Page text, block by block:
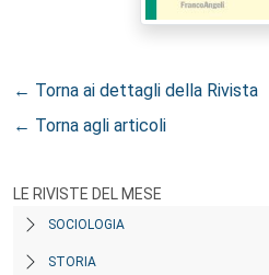
← Torna ai dettagli della Rivista
← Torna agli articoli
LE RIVISTE DEL MESE
SOCIOLOGIA
STORIA